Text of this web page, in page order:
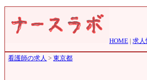
HOME | 求人
看護師の求人 >東京都